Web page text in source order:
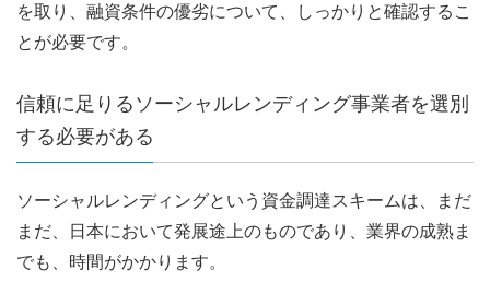
を取り、融資条件の優劣について、しっかりと確認するこ
とが必要です。
信頼に足りるソーシャルレンディング事業者を選別
する必要がある
ソーシャルレンディングという資金調達スキームは、まだ
まだ、日本において発展途上のものであり、業界の成熟ま
でも、時間がかかります。